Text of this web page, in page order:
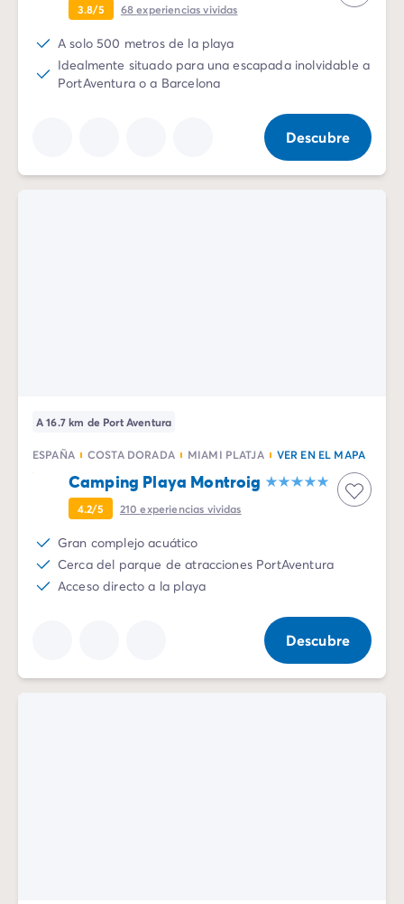
Vive la experiencia
La Experiencia Homair
Servicios & info práctica
Servicios a la carta
3.8/5 68experiencias vividas
A solo 500 metros de la playa
Idealmente situado para una escapada inolvidable a
PortAventura o a Barcelona
Descubre
A 16.7 km de Port Aventura
ESPAÑA COSTA DORADA MIAMI PLATJA VER EN EL MAPA
Camping Playa Montroig
4.2/5 210experiencias vividas
Gran complejo acuático
Cerca del parque de atracciones PortAventura
Acceso directo a la playa
Descubre